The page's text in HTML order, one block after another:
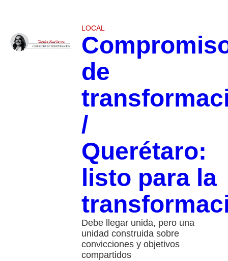
LOCAL
de
/
Querétaro:
listo para la
Debe llegar unida, pero una
unidad construida sobre
convicciones y objetivos
compartidos